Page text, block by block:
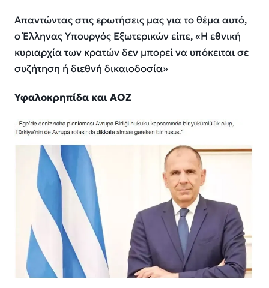
Απαντώντας στις ερωτήσεις μας για το θέμα αυτό,
ο Έλληνας Υπουργός Εξωτερικών είπε, «Η εθνική
κυριαρχία των κρατών δεν μπορεί να υπόκειται σε
συζήτηση ή διεθνή δικαιοδοσία»
Υφαλοκρηπίδα και ΑΟΖ